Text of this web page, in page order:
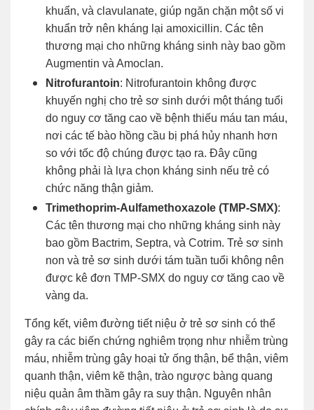
khuẩn, và clavulanate, giúp ngăn chặn một số vi
khuẩn trở nên kháng lại amoxicillin. Các tên
thương mại cho những kháng sinh này bao gồm
Augmentin và Amoclan.
Nitrofurantoin: Nitrofurantoin không được
khuyến nghị cho trẻ sơ sinh dưới một tháng tuổi
do nguy cơ tăng cao về bệnh thiếu máu tan máu,
nơi các tế bào hồng cầu bị phá hủy nhanh hơn
so với tốc độ chúng được tạo ra. Đây cũng
không phải là lựa chọn kháng sinh nếu trẻ có
chức năng thận giảm.
Trimethoprim-Aulfamethoxazole (TMP-SMX):
Các tên thương mại cho những kháng sinh này
bao gồm Bactrim, Septra, và Cotrim. Trẻ sơ sinh
non và trẻ sơ sinh dưới tám tuần tuổi không nên
được kê đơn TMP-SMX do nguy cơ tăng cao về
vàng da.
Tổng kết, viêm đường tiết niệu ở trẻ sơ sinh có thể
gây ra các biến chứng nghiêm trọng như nhiễm trùng
máu, nhiễm trùng gây hoại tử ống thận, bể thận, viêm
quanh thận, viêm kẽ thận, trào ngược bàng quang
niệu quản âm thầm gây ra suy thận. Nguyên nhân